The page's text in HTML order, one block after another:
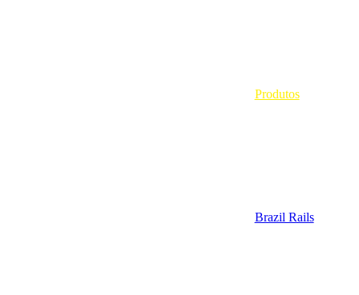
Produtos
Brazil Rails